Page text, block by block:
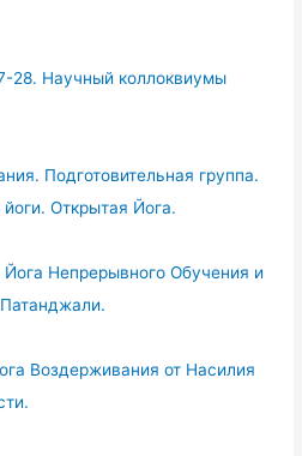
28. Научный коллоквиумы
Подготовительная группа.
Открытая Йога.
Непрерывного Обучения и
Воздерживания от Насилия